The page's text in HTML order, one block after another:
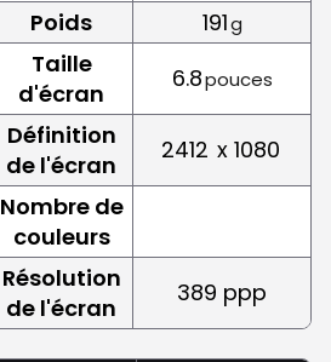
Poids 191g
Taille
d'écran
6.8pouces
Définition
de l'écran
2412 x 1080
Nombre de
couleurs
Résolution
de l'écran
389 ppp